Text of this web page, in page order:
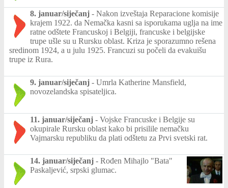
8. januar/siječanj - Nakon izveštaja Reparacione komisije
krajem 1922. da Nemačka kasni sa isporukama uglja na ime
ratne odštete Francuskoj i Belgiji, francuske i belgijske
trupe ušle su u Rursku oblast. Kriza je sporazumno rešena
sredinom 1924, a u julu 1925. Francuzi su počeli da evakuišu
trupe iz Rura.
9. januar/siječanj - Umrla Katherine Mansfield,
novozelandska spisateljica.
11. januar/siječanj - Vojske Francuske i Belgije su
okupirale Rursku oblast kako bi prisilile nemačku
Vajmarsku republiku da plati odštetu za Prvi svetski rat.
14. januar/siječanj - Rođen Mihajlo "Bata"
Paskaljević, srpski glumac.